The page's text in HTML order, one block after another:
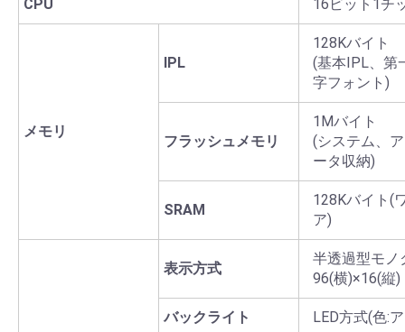
CPU 16ビット1チ
メモリ
IPL
128Kバイト
(基本IPL、第
字フォント)
フラッシュメモリ
1Mバイト
(システム、
ータ収納)
SRAM
128Kバイト(
ア)
表示方式
半透過型モノ
96(横)×16(縦)
バックライト LED方式(色: